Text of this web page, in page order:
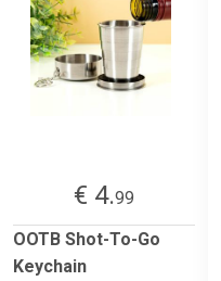
€ 4.99
OOTB Shot-To-Go
Keychain